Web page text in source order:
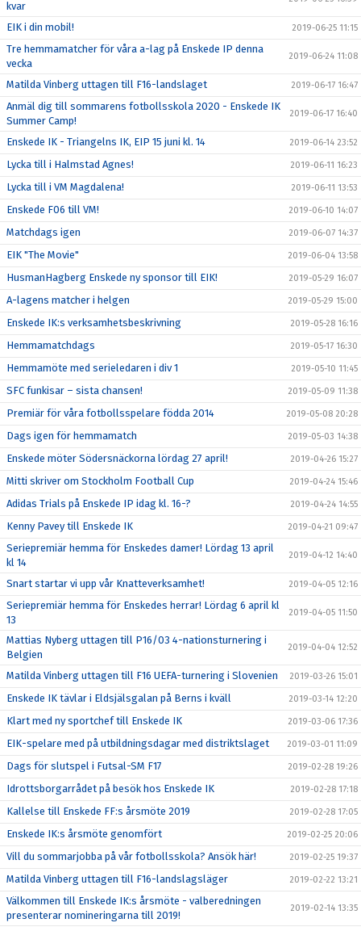
kvar
EIK i din mobil! 2019-06-25 11:15
Tre hemmamatcher för våra a-lag på Enskede IP denna
vecka
2019-06-24 11:08
Matilda Vinberg uttagen till F16-landslaget 2019-06-17 16:47
Anmäl dig till sommarens fotbollsskola 2020 - Enskede IK
Summer Camp!
2019-06-17 16:40
Enskede IK - Triangelns IK, EIP 15 juni kl. 14 2019-06-14 23:52
Lycka till i Halmstad Agnes! 2019-06-11 16:23
Lycka till i VM Magdalena! 2019-06-11 13:53
Enskede F06 till VM! 2019-06-10 14:07
Matchdags igen 2019-06-07 14:37
EIK "The Movie" 2019-06-04 13:58
HusmanHagberg Enskede ny sponsor till EIK! 2019-05-29 16:07
A-lagens matcher i helgen 2019-05-29 15:00
Enskede IK:s verksamhetsbeskrivning 2019-05-28 16:16
Hemmamatchdags 2019-05-17 16:30
Hemmamöte med serieledaren i div 1 2019-05-10 11:45
SFC funkisar – sista chansen! 2019-05-09 11:38
Premiär för våra fotbollsspelare födda 2014 2019-05-08 20:28
Dags igen för hemmamatch 2019-05-03 14:38
Enskede möter Södersnäckorna lördag 27 april! 2019-04-26 15:27
Mitti skriver om Stockholm Football Cup 2019-04-24 15:46
Adidas Trials på Enskede IP idag kl. 16-? 2019-04-24 14:55
Kenny Pavey till Enskede IK 2019-04-21 09:47
Seriepremiär hemma för Enskedes damer! Lördag 13 april
kl 14
2019-04-12 14:40
Snart startar vi upp vår Knatteverksamhet! 2019-04-05 12:16
Seriepremiär hemma för Enskedes herrar! Lördag 6 april kl
13
2019-04-05 11:50
Mattias Nyberg uttagen till P16/03 4-nationsturnering i
Belgien
2019-04-04 12:52
Matilda Vinberg uttagen till F16 UEFA-turnering i Slovenien 2019-03-26 15:01
Enskede IK tävlar i Eldsjälsgalan på Berns i kväll 2019-03-14 12:20
Klart med ny sportchef till Enskede IK 2019-03-06 17:36
EIK-spelare med på utbildningsdagar med distriktslaget 2019-03-01 11:09
Dags för slutspel i Futsal-SM F17 2019-02-28 19:26
Idrottsborgarrådet på besök hos Enskede IK 2019-02-28 17:18
Kallelse till Enskede FF:s årsmöte 2019 2019-02-28 17:05
Enskede IK:s årsmöte genomfört 2019-02-25 20:06
Vill du sommarjobba på vår fotbollsskola? Ansök här! 2019-02-25 19:37
Matilda Vinberg uttagen till F16-landslagsläger 2019-02-22 13:21
Välkommen till Enskede IK:s årsmöte - valberedningen
presenterar nomineringarna till 2019!
2019-02-14 13:35